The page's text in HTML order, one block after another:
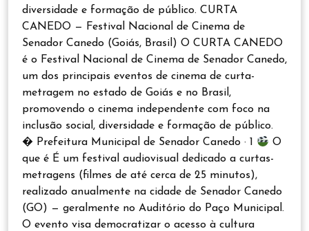
diversidade e formação de público. CURTA
CANEDO — Festival Nacional de Cinema de
Senador Canedo (Goiás, Brasil) O CURTA CANEDO
é o Festival Nacional de Cinema de Senador Canedo,
um dos principais eventos de cinema de curta-
metragem no estado de Goiás e no Brasil,
promovendo o cinema independente com foco na
inclusão social, diversidade e formação de público.
� Prefeitura Municipal de Senador Canedo · 1
O
que é É um festival audiovisual dedicado a curtas-
metragens (filmes de até cerca de 25 minutos),
realizado anualmente na cidade de Senador Canedo
(GO) — geralmente no Auditório do Paço Municipal.
O evento visa democratizar o acesso à cultura